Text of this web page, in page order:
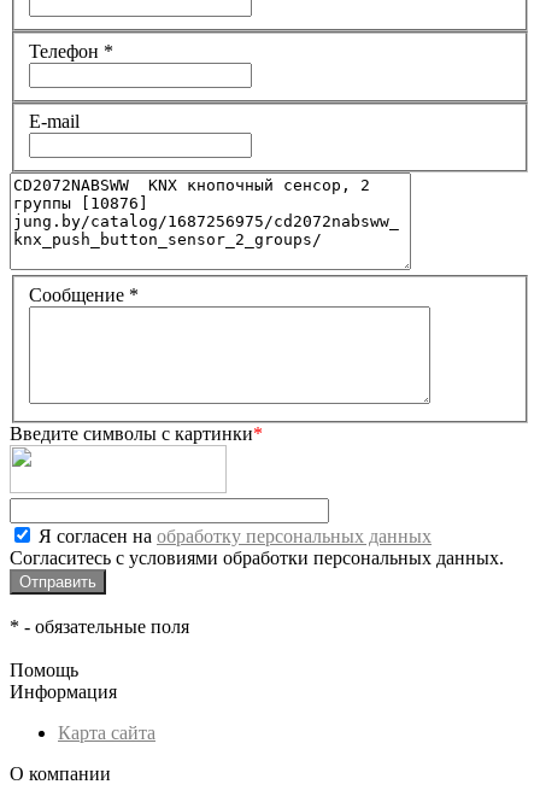
Телефон *
E-mail
Сообщение *
Введите символы с картинки*
Я согласен на обработку персональных данных
Согласитесь с условиями обработки персональных данных.
* - обязательные поля
Помощь
Информация
Карта сайта
О компании